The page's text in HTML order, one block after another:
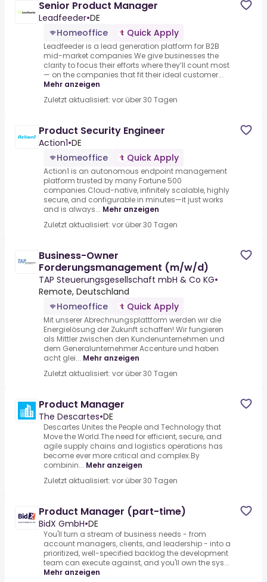
Senior Product Manager
Leadfeeder•DE
Homeoffice
Quick Apply
Leadfeeder is a lead generation platform for B2B
mid-market companies.We give businesses the
clarity to focus their efforts where they’ll count most
— on the companies that fit their ideal customer...
Mehr anzeigen
Zuletzt aktualisiert: vor über 30 Tagen
Product Security Engineer
Action1•DE
Homeoffice
Quick Apply
Action1 is an autonomous endpoint management
platform trusted by many Fortune 500
companies.Cloud-native, infinitely scalable, highly
secure, and configurable in minutes—it just works
and is always... Mehr anzeigen
Zuletzt aktualisiert: vor über 30 Tagen
Business-Owner
Forderungsmanagement (m/w/d)
TAP Steuerungsgesellschaft mbH & Co KG•
Remote, Deutschland
Homeoffice
Quick Apply
Mit unserer Abrechnungsplattform werden wir die
Energielösung der Zukunft schaffen!.Wir fungieren
als Mittler zwischen den Kundenunternehmen und
dem Generalunternehmer Accenture und haben
acht glei... Mehr anzeigen
Zuletzt aktualisiert: vor über 30 Tagen
Product Manager
The Descartes•DE
Descartes Unites the People and Technology that
Move the World.The need for efficient, secure, and
agile supply chains and logistics operations has
become ever more critical and complex.By
combinin... Mehr anzeigen
Zuletzt aktualisiert: vor über 30 Tagen
Product Manager (part-time)
BidX GmbH•DE
You'll turn a stream of business needs - from
account managers, clients, and leadership - into a
prioritized, well-specified backlog the development
team can execute against, and you'll own the sys...
Mehr anzeigen